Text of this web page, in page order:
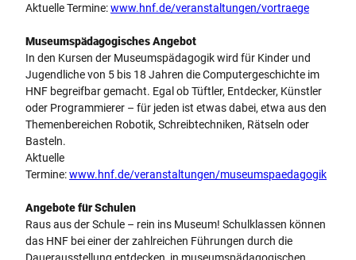
Aktuelle Termine:www.hnf.de/veranstaltungen/vortraege
Museumspädagogisches Angebot
In den Kursen der Museumspädagogik wird für Kinder und
Jugendliche von 5 bis 18 Jahren die Computergeschichte im
HNF begreifbar gemacht. Egal ob Tüftler, Entdecker, Künstler
oder Programmierer – für jeden ist etwas dabei, etwa aus den
Themenbereichen Robotik, Schreibtechniken, Rätseln oder
Basteln.
Aktuelle
Termine:www.hnf.de/veranstaltungen/museumspaedagogik
Angebote für Schulen
Raus aus der Schule – rein ins Museum! Schulklassen können
das HNF bei einer der zahlreichen Führungen durch die